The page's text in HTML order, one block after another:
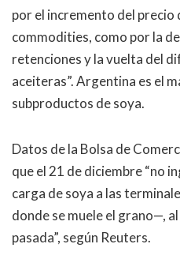
por el incremento del precio
commodities, como por la
retenciones y la vuelta del
aceiteras”. Argentina es el
subproductos de soya.
Datos de la Bolsa de
que el 21 de diciembre “no
carga de soya a las
donde se muele el grano—,
pasada”, según Reuters.